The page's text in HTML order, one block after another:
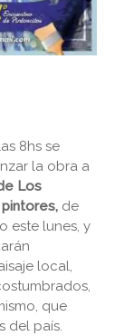
8hs se
la obra a
Los
de
este lunes, y
local,
que
del país.